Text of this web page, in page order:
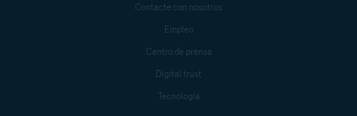
Contacte con nosotros
Empleo
Centro de prensa
Digital trust
Tecnología